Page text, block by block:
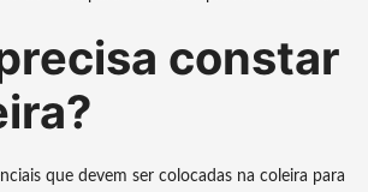
constar
que devem ser colocadas na coleira para